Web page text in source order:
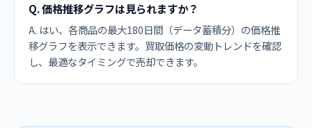
Q. 価格推移グラフは見られますか？
A. はい、各商品の最大180日間（データ蓄積分）の価格推
移グラフを表示できます。買取価格の変動トレンドを確認
し、最適なタイミングで売却できます。